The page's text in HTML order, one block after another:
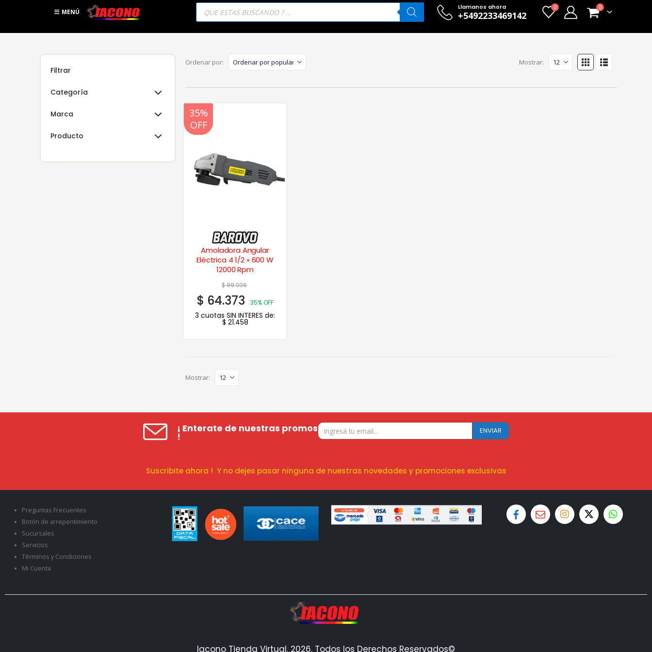
MENÚ
Búsqueda
productos
Llamanos ahora
+5492233469142
0 0
Ordenar por: Mostrar:
20%
OFF
35%
OFF
Amoladora Angular
Eléctrica 4 1/2 » 600 W
12000 Rpm
$99.036
$ 64.373 35% OFF
3 cuotas SIN INTERES de:
$ 21.458
Mostrar:
Filtrar
Categoría
Marca
Producto
¡ Enterate de nuestras promos
!
Suscribite ahora ! Y no dejes pasar ninguna de nuestras novedades y promociones exclusivas
Preguntas Frecuentes
Botón de arrepentimiento
Sucursales
Servicios
Términos y Condiciones
Mi Cuenta
Iacono Tienda Virtual. 2026. Todos los Derechos Reservados©